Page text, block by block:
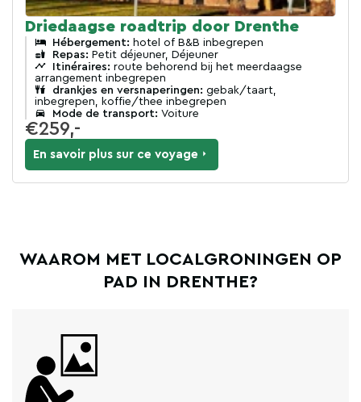
Driedaagse roadtrip door Drenthe
Hébergement: hotel of B&B inbegrepen
Repas: Petit déjeuner, Déjeuner
Itinéraires: route behorend bij het meerdaagse
arrangement inbegrepen
drankjes en versnaperingen: gebak/taart,
inbegrepen, koffie/thee inbegrepen
Mode de transport: Voiture
€259,-
En savoir plus sur ce voyage
WAAROM MET LOCALGRONINGEN OP
PAD IN DRENTHE?